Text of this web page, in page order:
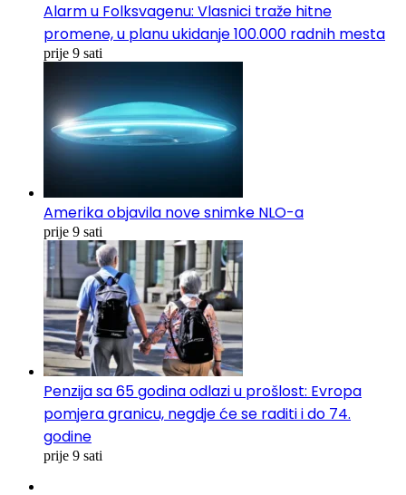
Alarm u Folksvagenu: Vlasnici traže hitne
promene, u planu ukidanje 100.000 radnih mesta
prije 9 sati
Amerika objavila nove snimke NLO-a
prije 9 sati
Penzija sa 65 godina odlazi u prošlost: Evropa
pomjera granicu, negdje će se raditi i do 74.
godine
prije 9 sati